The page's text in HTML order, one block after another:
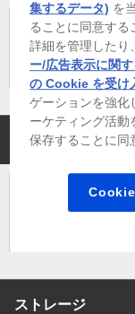
2ヒートパイ
メモリ
32GB
ストレージ
集するデータ) を
ることに同意す
詳細を管理したり
ー/広告表示に関
の Cookie を受け
ゲーションを強化
ーケティング活動
保存することに同